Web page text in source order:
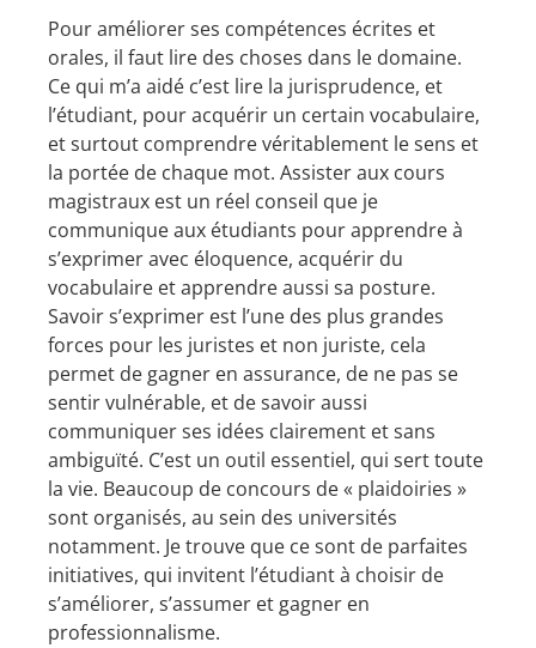
Pour améliorer ses compétences écrites et
orales, il faut lire des choses dans le domaine.
Ce qui m’a aidé c’est lire la jurisprudence, et
l’étudiant, pour acquérir un certain vocabulaire,
et surtout comprendre véritablement le sens et
la portée de chaque mot. Assister aux cours
magistraux est un réel conseil que je
communique aux étudiants pour apprendre à
s’exprimer avec éloquence, acquérir du
vocabulaire et apprendre aussi sa posture.
Savoir s’exprimer est l’une des plus grandes
forces pour les juristes et non juriste, cela
permet de gagner en assurance, de ne pas se
sentir vulnérable, et de savoir aussi
communiquer ses idées clairement et sans
ambiguïté. C’est un outil essentiel, qui sert toute
la vie. Beaucoup de concours de « plaidoiries »
sont organisés, au sein des universités
notamment. Je trouve que ce sont de parfaites
initiatives, qui invitent l’étudiant à choisir de
s’améliorer, s’assumer et gagner en
professionnalisme.